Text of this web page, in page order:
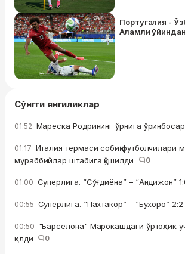
Португалия -
Аламли
Сўнгги янгиликлар
01:52 Мареска Родрининг ўрнига ўринбосар
01:17 Италия термаси собиқ футболчилари
мураббийлар штабига қўшилди
0
01:00 Суперлига. “Сўғдиёна” – “Андижон”
00:55 Суперлига. “Пахтакор” – “Бухоро” 2:2
00:50 "Барселона" Марокашдаги ўртоқлик
қилди
0